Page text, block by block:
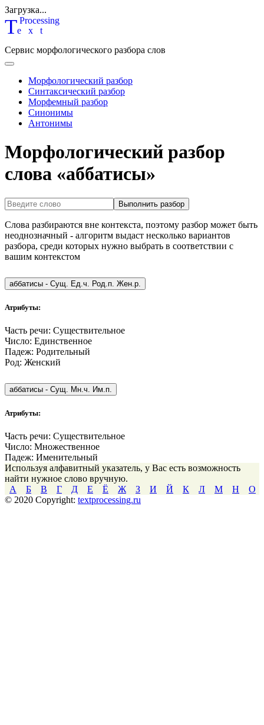
Загрузка...
Text
Processing
Сервис морфологического разбора слов
Морфологический разбор
Синтаксический разбор
Морфемный разбор
Синонимы
Антонимы
Морфологический разбор
слова «аббатисы»
Выполнить разбор
Слова разбираются вне контекста, поэтому разбор может быть
неоднозначный - алгоритм выдаст несколько вариантов
разбора, среди которых нужно выбрать в соответствии с
вашим контекстом
аббатисы - Сущ. Ед.ч. Род.п. Жен.р.
Атрибуты:
Часть речи: Существительное
Число: Единственное
Падеж: Родительный
Род: Женский
аббатисы - Сущ. Мн.ч. Им.п.
Атрибуты:
Часть речи: Существительное
Число: Множественное
Падеж: Именительный
Используя алфавитный указатель, у Вас есть возможность
найти нужное слово вручную.
А
Б В Г Д Е Ё Ж З И Й К Л М Н
О
© 2020 Copyright: textprocessing.ru